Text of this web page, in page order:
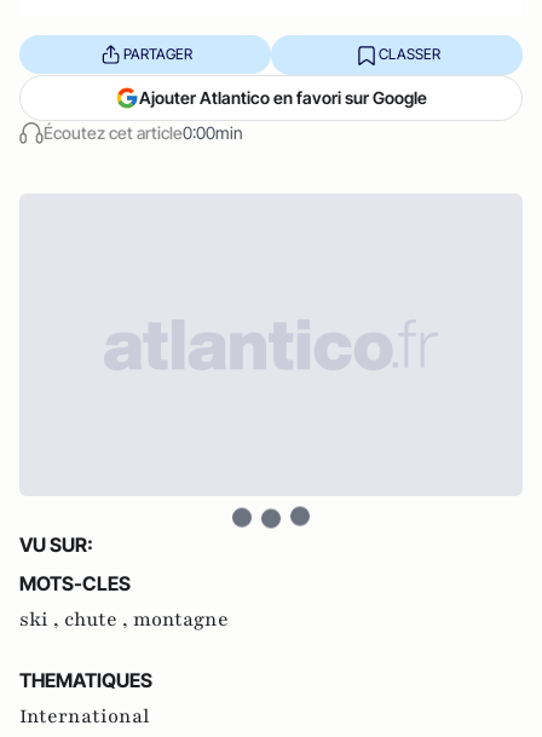
Écoutez cet article0:00min
PARTAGER CLASSER
Ajouter Atlantico en favori sur Google
VU SUR:
MOTS-CLES
ski , chute , montagne
THEMATIQUES
International